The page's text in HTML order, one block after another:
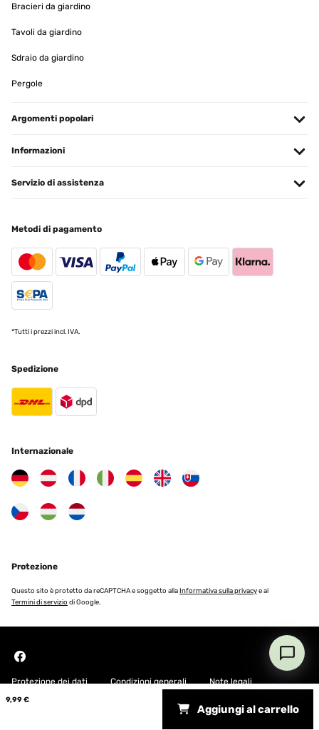
9,99 €
Aggiungi al carrello
Bracieri da giardino
Tavoli da giardino
Sdraio da giardino
Pergole
Argomenti popolari
Informazioni
Servizio di assistenza
Metodi di pagamento
*Tutti i prezzi incl. IVA.
Spedizione
Internazionale
Protezione
Questo sito è protetto da reCAPTCHA e soggetto allaInformativa sulla privacye ai
Termini di servizio di Google.
Protezione dei dati Condizioni generali Note legali
Copyright © 2026 Blumfeldt. All rights reserved